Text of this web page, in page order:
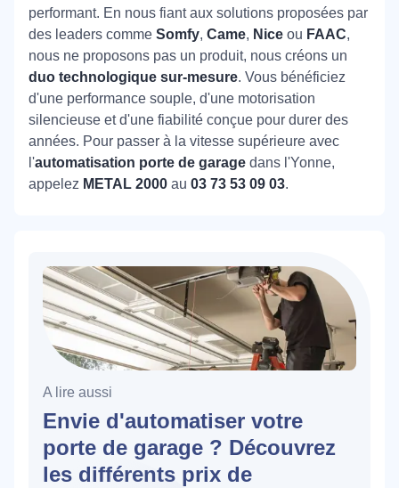
performant. En nous fiant aux solutions proposées par
des leaders comme Somfy, Came, Nice ou FAAC,
nous ne proposons pas un produit, nous créons un
duo technologique sur-mesure. Vous bénéficiez
d'une performance souple, d'une motorisation
silencieuse et d'une fiabilité conçue pour durer des
années. Pour passer à la vitesse supérieure avec
l'automatisation porte de garage dans l'Yonne,
appelez METAL 2000 au 03 73 53 09 03.
A lire aussi
Envie d'automatiser votre
porte de garage ? Découvrez
les différents prix de